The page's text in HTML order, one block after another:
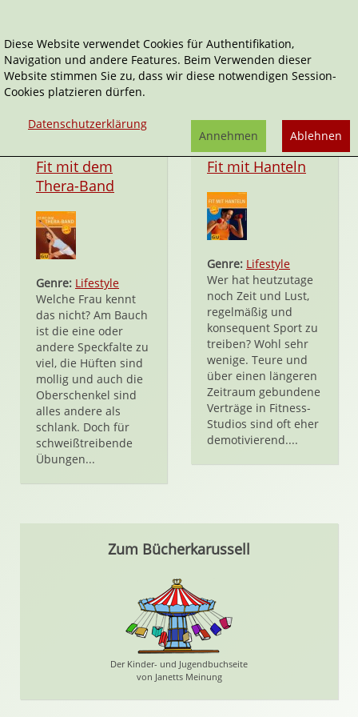
Feel Good!
Fit mit dem
Thera-Band
Genre: Lifestyle
Welche Frau kennt
das nicht? Am Bauch
ist die eine oder
andere Speckfalte zu
viel, die Hüften sind
mollig und auch die
Oberschenkel sind
alles andere als
schlank. Doch für
schweißtreibende
Übungen...
Taschenbuch
Fit mit Hanteln
Genre: Lifestyle
Wer hat heutzutage
noch Zeit und Lust,
regelmäßig und
konsequent Sport zu
treiben? Wohl sehr
wenige. Teure und
über einen längeren
Zeitraum gebundene
Verträge in Fitness-
Studios sind oft eher
demotivierend....
Zum Bücherkarussell
Der Kinder- und Jugendbuchseite
von Janetts Meinung
Diese Website verwendet Cookies für Authentifikation,
Navigation und andere Features. Beim Verwenden dieser
Website stimmen Sie zu, dass wir diese notwendigen Session-
Cookies platzieren dürfen.
Datenschutzerklärung
Ablehnen
Annehmen